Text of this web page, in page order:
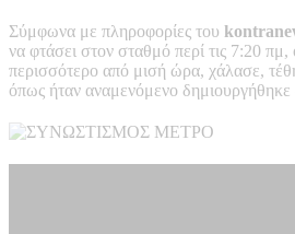
Σύμφωνα με πληροφορίες του
να φτάσει στον σταθμό περί τις 7:20
περισσότερο από μισή ώρα, χάλασε,
όπως ήταν αναμενόμενο δημιουργήθηκε